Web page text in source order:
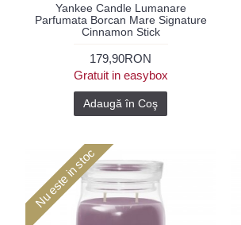
Yankee Candle Lumanare
Parfumata Borcan Mare Signature
Cinnamon Stick
179,90RON
Gratuit in easybox
Adaugă în Coş
Nu este in stoc